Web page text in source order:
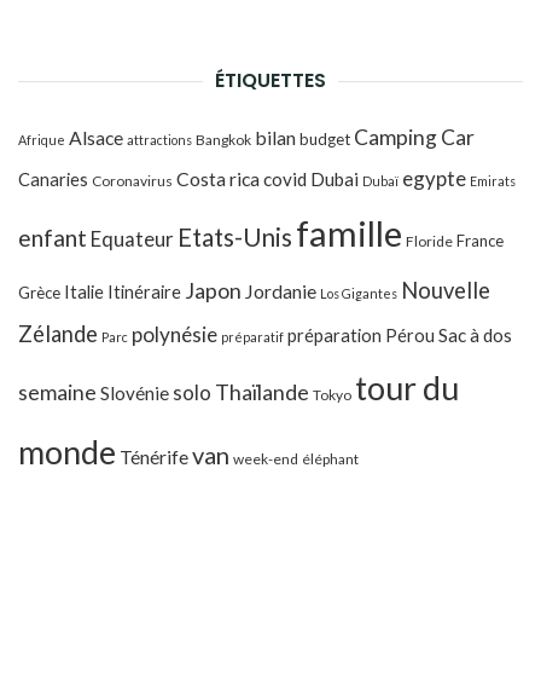
ÉTIQUETTES
Afrique Alsace attractions Bangkok bilanbudget Camping Car
Canaries Coronavirus Costa ricacovid Dubai Dubaï egypte Emirats
enfant Equateur Etats-Unis famille Floride France
Grèce Italie Itinéraire Japon Jordanie Los Gigantes Nouvelle
Zélande Parc polynésie préparatif préparation Pérou Sac à dos
semaine Slovénie solo Thaïlande Tokyo tour du
monde Ténérifevan week-end éléphant